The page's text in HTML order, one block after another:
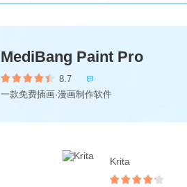
MediBang Paint Pro
8.7 
一款免费插画·漫画制作软件
Krita